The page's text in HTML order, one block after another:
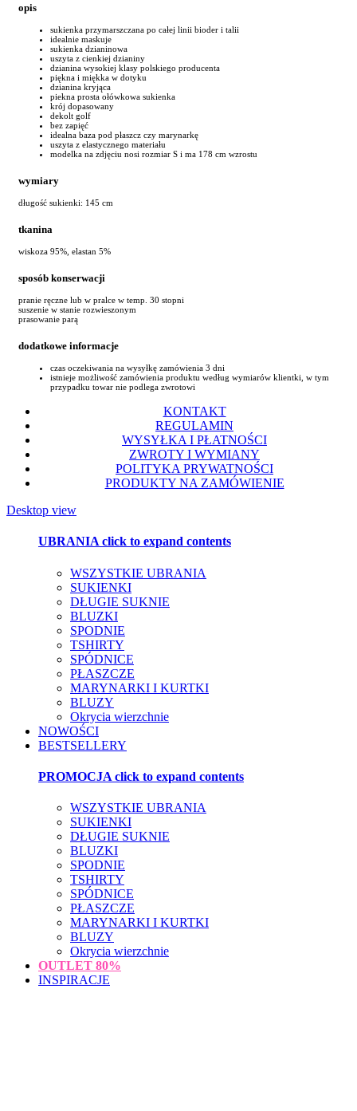
opis
sukienka przymarszczana po całej linii bioder i talii
idealnie maskuje
sukienka dzianinowa
uszyta z cienkiej dzianiny
dzianina wysokiej klasy polskiego producenta
piękna i miękka w dotyku
dzianina kryjąca
piekna prosta ołówkowa sukienka
krój dopasowany
dekolt golf
bez zapięć
idealna baza pod płaszcz czy marynarkę
uszyta z elastycznego materiału
modelka na zdjęciu nosi rozmiar S i ma 178 cm wzrostu
wymiary
długość sukienki: 145 cm
tkanina
wiskoza 95%, elastan 5%
sposób konserwacji
pranie ręczne lub w pralce w temp. 30 stopni
suszenie w stanie rozwieszonym
prasowanie parą
dodatkowe informacje
czas oczekiwania na wysyłkę zamówienia 3 dni
istnieje możliwość zamówienia produktu według wymiarów klientki, w tym
przypadku towar nie podlega zwrotowi
KONTAKT
REGULAMIN
WYSYŁKA I PŁATNOŚCI
ZWROTY I WYMIANY
POLITYKA PRYWATNOŚCI
PRODUKTY NA ZAMÓWIENIE
Desktop view
UBRANIAclick to expand contents
WSZYSTKIE UBRANIA
SUKIENKI
DŁUGIE SUKNIE
BLUZKI
SPODNIE
TSHIRTY
SPÓDNICE
PŁASZCZE
MARYNARKI I KURTKI
BLUZY
Okrycia wierzchnie
NOWOŚCI
BESTSELLERY
PROMOCJA click to expand contents
WSZYSTKIE UBRANIA
SUKIENKI
DŁUGIE SUKNIE
BLUZKI
SPODNIE
TSHIRTY
SPÓDNICE
PŁASZCZE
MARYNARKI I KURTKI
BLUZY
Okrycia wierzchnie
OUTLET 80%
INSPIRACJE